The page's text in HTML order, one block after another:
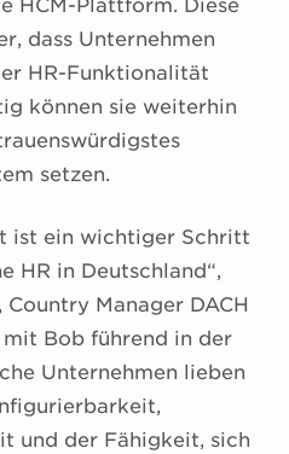
HCM-Plattform. Diese
dass Unternehmen
HR-Funktionalität
können sie weiterhin
setzen.
ist ein wichtiger Schritt
HR in Deutschland“,
Manager DACH
Bob führend in der
Unternehmen lieben
und der Fähigkeit, sich